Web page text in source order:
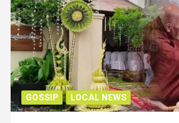
GOSSIP LOCAL NEWS